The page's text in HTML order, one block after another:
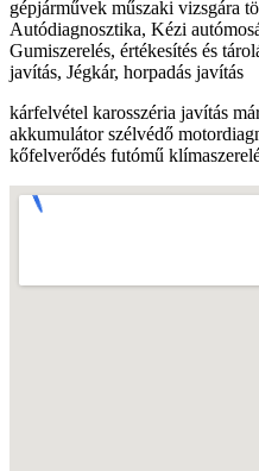
gépjárművek műszaki vizsgára
Autódiagnosztika, Kézi
Gumiszerelés, értékesítés és
javítás, Jégkár, horpadás javítás
kárfelvétel karosszéria javítás
akkumulátor szélvédő
kőfelverődés futómű